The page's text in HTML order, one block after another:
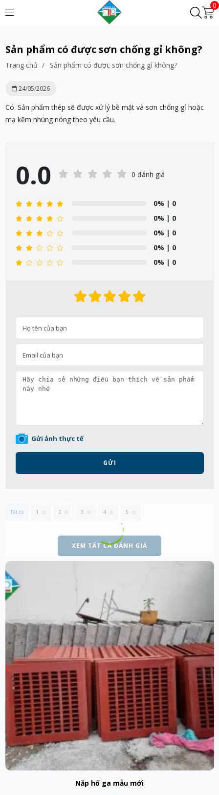
0
Sản phẩm có được sơn chống gỉ không?
Trang chủ / Sản phẩm có được sơn chống gỉ không?
24/05/2026
Có. Sản phẩm thép sẽ được xử lý bề mặt và sơn chống gỉ hoặc
mạ kẽm nhúng nóng theo yêu cầu.
0.0 0 đánh giá
0% | 0
0% | 0
0% | 0
0% | 0
0% | 0
Gửi ảnh thực tế
GỬI
Tất cả 1 2 3 4 5
XEM TẤT CẢ ĐÁNH GIÁ
Nắp hố ga mẫu mới